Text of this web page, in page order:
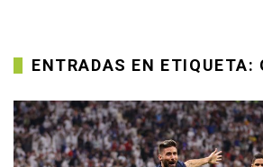
ENTRADAS EN ETIQUETA: